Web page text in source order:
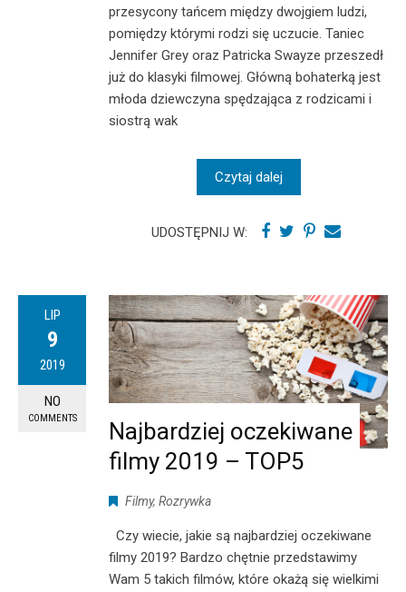
przesycony tańcem między dwojgiem ludzi,
pomiędzy którymi rodzi się uczucie. Taniec
Jennifer Grey oraz Patricka Swayze przeszedł
już do klasyki filmowej. Główną bohaterką jest
młoda dziewczyna spędzająca z rodzicami i
siostrą wak
Czytaj dalej
UDOSTĘPNIJ W:
LIP
9
2019
NO
COMMENTS
Najbardziej oczekiwane
filmy 2019 – TOP5
Filmy, Rozrywka
Czy wiecie, jakie są najbardziej oczekiwane
filmy 2019? Bardzo chętnie przedstawimy
Wam 5 takich filmów, które okażą się wielkimi